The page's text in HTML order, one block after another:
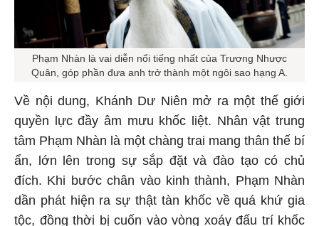
Phạm Nhàn là vai diễn nổi tiếng nhất của Trương Nhược
Quân, góp phần đưa anh trở thành một ngôi sao hạng A.
Về nội dung, Khánh Dư Niên mở ra một thế giới
quyền lực đầy âm mưu khốc liệt. Nhân vật trung
tâm Phạm Nhàn là một chàng trai mang thân thế bí
ẩn, lớn lên trong sự sắp đặt và đào tạo có chủ
đích. Khi bước chân vào kinh thành, Phạm Nhàn
dần phát hiện ra sự thật tàn khốc về quá khứ gia
tộc, đồng thời bị cuốn vào vòng xoáy đấu trí khốc